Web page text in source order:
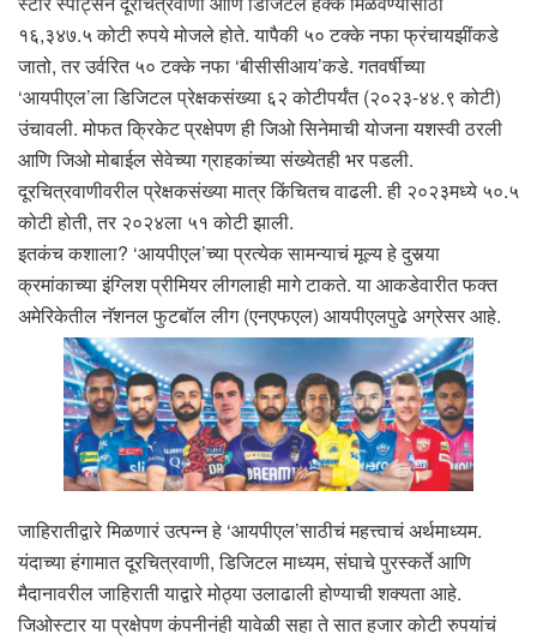
१६,३४७.५ कोटी रुपये मोजले होते. यापैकी ५० टक्के नफा फ्रंचायझींकडे
जातो, तर उर्वरित ५० टक्के नफा ‘बीसीसीआय’कडे. गतवर्षीच्या
‘आयपीएल’ला डिजिटल प्रेक्षकसंख्या ६२ कोटीपर्यंत (२०२३-४४.९ कोटी)
उंचावली. मोफत क्रिकेट प्रक्षेपण ही जिओ सिनेमाची योजना यशस्वी ठरली
आणि जिओ मोबाईल सेवेच्या ग्राहकांच्या संख्येतही भर पडली.
दूरचित्रवाणीवरील प्रेक्षकसंख्या मात्र किंचितच वाढली. ही २०२३मध्ये ५०.५
कोटी होती, तर २०२४ला ५१ कोटी झाली.
इतकंच कशाला? ‘आयपीएल’च्या प्रत्येक सामन्याचं मूल्य हे दुसर्‍या
क्रमांकाच्या इंग्लिश प्रीमियर लीगलाही मागे टाकते. या आकडेवारीत फक्त
अमेरिकेतील नॅशनल फुटबॉल लीग (एनएफएल) आयपीएलपुढे अग्रेसर आहे.
जाहिरातीद्वारे मिळणारं उत्पन्न हे ‘आयपीएल’साठीचं महत्त्वाचं अर्थमाध्यम.
यंदाच्या हंगामात दूरचित्रवाणी, डिजिटल माध्यम, संघाचे पुरस्कर्ते आणि
मैदानावरील जाहिराती याद्वारे मोठ्या उलाढाली होण्याची शक्यता आहे.
जिओस्टार या प्रक्षेपण कंपनीनंही यावेळी सहा ते सात हजार कोटी रुपयांचं